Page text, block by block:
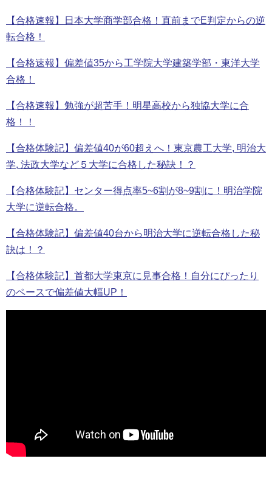
【合格速報】日本大学商学部合格！直前までE判定からの逆
転合格！
【合格速報】偏差値35から工学院大学建築学部・東洋大学
合格！
【合格速報】勉強が超苦手！明星高校から独協大学に合
格！！
【合格体験記】偏差値40が60超えへ！東京農工大学, 明治大
学, 法政大学など５大学に合格した秘訣！？
【合格体験記】センター得点率5~6割が8~9割に！明治学院
大学に逆転合格。
【合格体験記】偏差値40台から明治大学に逆転合格した秘
訣は！？
【合格体験記】首都大学東京に見事合格！自分にぴったり
のペースで偏差値大幅UP！